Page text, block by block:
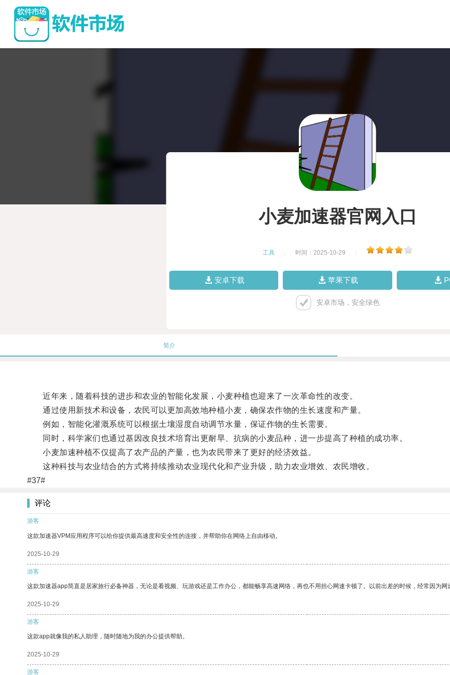
小麦加速器官网入口
工具 时间：2025-10-29
安卓下载 苹果下载
安卓市场，安全绿色
简介
近年来，随着科技的进步和农业的智能化发展，小麦种植也迎来了一次革命性的改变。
通过使用新技术和设备，农民可以更加高效地种植小麦，确保农作物的生长速度和产量。
例如，智能化灌溉系统可以根据土壤湿度自动调节水量，保证作物的生长需要。
同时，科学家们也通过基因改良技术培育出更耐旱、抗病的小麦品种，进一步提高了种植的成功率。
小麦加速种植不仅提高了农产品的产量，也为农民带来了更好的经济效益。
这种科技与农业结合的方式将持续推动农业现代化和产业升级，助力农业增效、农民增收。
#37#
评论
游客
这款加速器VPM应用程序可以给你提供最高速度和安全性的连接，并帮助你在网络上自由移动。
2025-10-29
游客
这款加速器app简直是居家旅行必备神器，无论是看视频、玩游戏还是工作办公，都能畅享高速网络，再也不用担心网速卡顿了。以前出差的时候，经常因为
2025-10-29
游客
这款app就像我的私人助理，随时随地为我的办公提供帮助。
2025-10-29
游客